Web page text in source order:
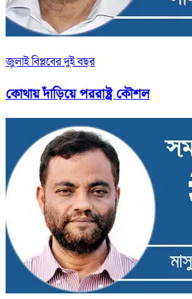
জুলাই বিপ্লবের দুই বছর
কোথায় দাঁড়িয়ে পররাষ্ট্র কৌশল